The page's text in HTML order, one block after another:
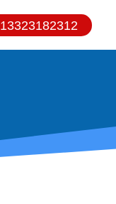
13323182312